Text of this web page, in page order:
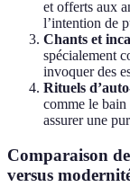
et offerts aux
l’intention de
Chants et
spécialement
invoquer des
Rituels
comme le
assurer une
Comparaison
versus